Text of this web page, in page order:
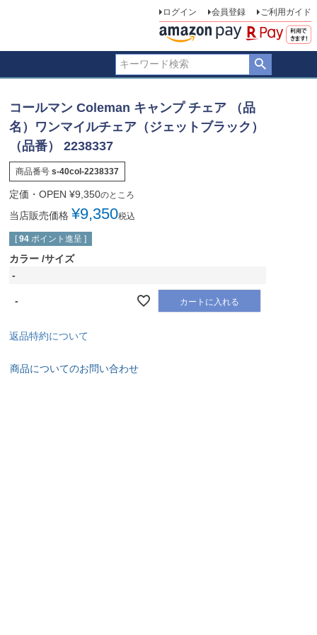
ログイン 会員登録 ご利用ガイド
コールマン Coleman キャンプ チェア （品
名）ワンマイルチェア（ジェットブラック）
（品番） 2238337
商品番号 s-40col-2238337
定価・OPEN ¥9,350のところ
当店販売価格 ¥9,350税込
[ 94 ポイント進呈 ]
カラー サイズ
-
- カートに入れる
返品特約について
商品についてのお問い合わせ